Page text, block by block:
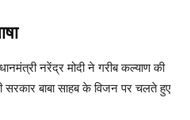
नरेंद्र मोदी ने गरीब कल्याण की
सरकार बाबा साहब के विजन पर चलते हुए